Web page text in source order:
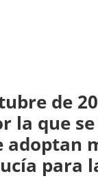
de
la que
para